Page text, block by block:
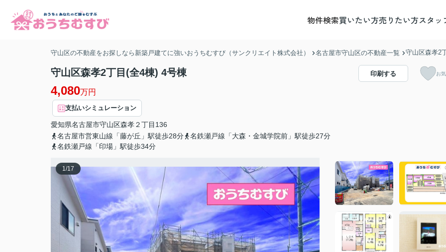
物件検索買いたい方売りたい方スタッ
守山区の不動産をお探しなら新築戸建てに強いおうちむすび（サンクリエイト株式会社） 名古屋市守山区の不動産一覧 守山区森孝2
守山区森孝2丁目(全4棟) 4号棟
4,080万円
支払いシミュレーション
愛知県名古屋市守山区森孝２丁目136
名古屋市営東山線「藤が丘」駅徒歩28分
名鉄瀬戸線「大森・金城学院前」駅徒歩27分
名鉄瀬戸線「印場」駅徒歩34分
印刷する お
1/17